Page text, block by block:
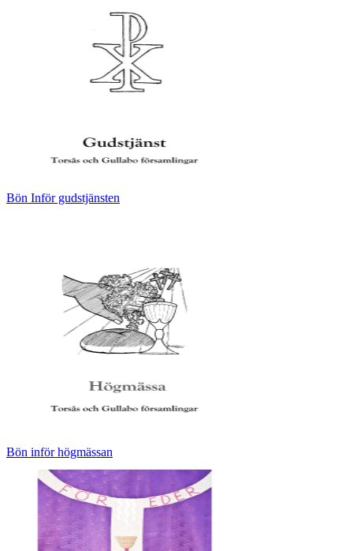
Bön Inför gudstjänsten
Bön inför högmässan